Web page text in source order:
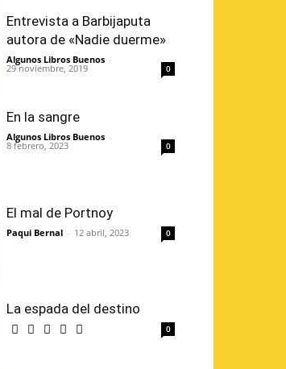
Entrevista a Barbijaputa
autora de «Nadie duerme»
Algunos Libros Buenos -
29 noviembre, 2019 0
En la sangre
Algunos Libros Buenos -
8 febrero, 2023 0
El mal de Portnoy
Paqui Bernal - 12 abril, 2023 0
La espada del destino
0